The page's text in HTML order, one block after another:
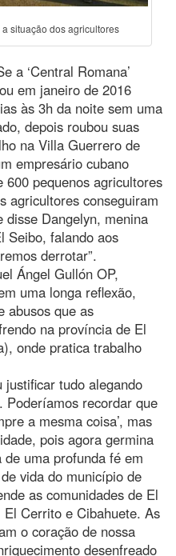
situação dos agricultores
a ‘Central Romana’
em janeiro de 2016
às 3h da noite sem uma
depois roubou suas
na Villa Guerrero de
empresário cubano
600 pequenos agricultores
agricultores conseguiram
disse Dangelyn, menina
Seibo, falando aos
derrotar”.
Ángel Gullón OP,
uma longa reflexão,
abusos que as
na província de El
onde pratica trabalho
tudo alegando
Poderíamos recordar que
a mesma coisa’, mas
pois agora germina
uma profunda fé em
vida do município de
as comunidades de El
Cerrito e Cibahuete. As
o coração de nossa
desenfreado